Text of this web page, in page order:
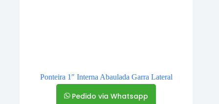
Ponteira 1″ Interna Abaulada Garra Lateral
Pedido via Whatsapp